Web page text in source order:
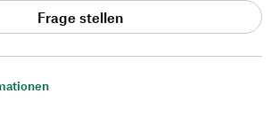
Frage stellen